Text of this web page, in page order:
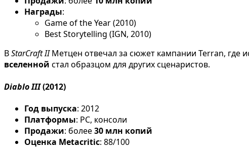
Награды:
Game of the Year (2010)
Best Storytelling (IGN, 2010)
ВStarCraft IIМетцен отвечал за сюжет кампании Terran, где
вселенной стал образцом для других сценаристов.
Diablo III(2012)
Год выпуска: 2012
Платформы: PC, консоли
Продажи: более30 млн копий
Оценка Metacritic: 88/100